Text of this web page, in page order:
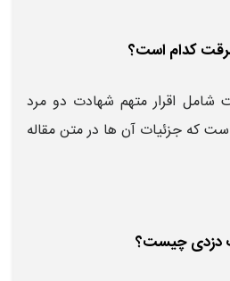
شامل اقرار متهم شهادت دو مرد
که جزئیات آن ها در متن مقاله